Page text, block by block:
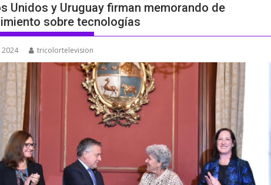
Unidos y Uruguay firman memorando de
sobre tecnologías
tricolortelevision